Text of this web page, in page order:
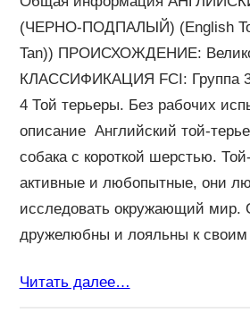
(ЧЕРНО-ПОДПАЛЫЙ) (English
Tan)) ПРОИСХОЖДЕНИЕ:
КЛАССИФИКАЦИЯ FCI: Группа 3
4 Той терьеры. Без рабочих
описание Английский той-
собака с короткой шерстью.
активные и любопытные, они
исследовать окружающий мир.
дружелюбны и лояльны к
Читать далее…